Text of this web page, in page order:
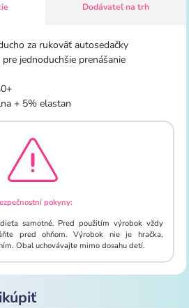
Dodávateľ na trh
za rukoväť autosedačky
pre jednoduchšie prenášanie
+ 5% elastan
pokyny:
samotné. Pred použitím výrobok vždy
pred ohňom. Výrobok nie je hračka,
Obal uchovávajte mimo dosahu detí.